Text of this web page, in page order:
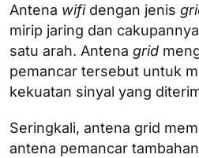
Antena wifi dengan jenis
mirip jaring dan
satu arah. Antena grid
pemancar tersebut untuk
kekuatan sinyal yang
Seringkali, antena grid
antena pemancar